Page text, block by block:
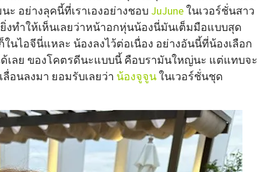
อย่างลุคนี้ที่เราเองอย่างชอบ JuJuneในเวอร์ชั่นสาว
ยิ่งทำให้เห็นเลยว่าหน้าอกหุ่นน้องนี่มันเต็มมือแบบสุด
นไอจีนี่แหละ น้องลงไว้ต่อเนื่อง อย่างอันนี้ที่น้องเลือก
เลย ของโคตรดีนะแบบนี้ คือบรามันใหญ่นะ แต่แทบจะ
อนลงมา ยอมรับเลยว่า น้องจูจูนในเวอร์ชั่นชุด